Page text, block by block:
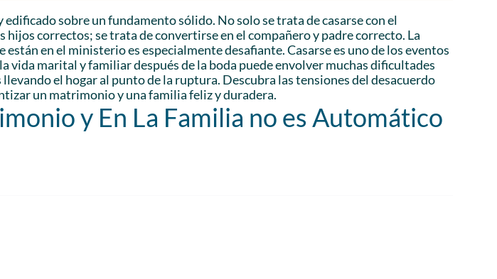
edificado sobre un fundamento sólido. No solo se trata de casarse con el
hijos correctos; se trata de convertirse en el compañero y padre correcto. La
en el ministerio es especialmente desafiante. Casarse es uno de los eventos
vida marital y familiar después de la boda puede envolver muchas dificultades
el hogar al punto de la ruptura. Descubra las tensiones del desacuerdo
un matrimonio y una familia feliz y duradera.
y En La Familia no es Automático